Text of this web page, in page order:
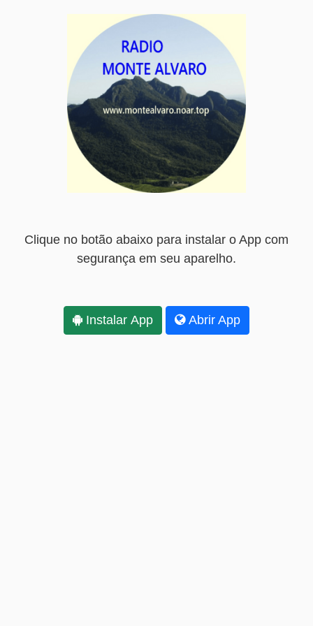
Clique no botão abaixo para instalar o App com
segurança em seu aparelho.
Instalar App Abrir App